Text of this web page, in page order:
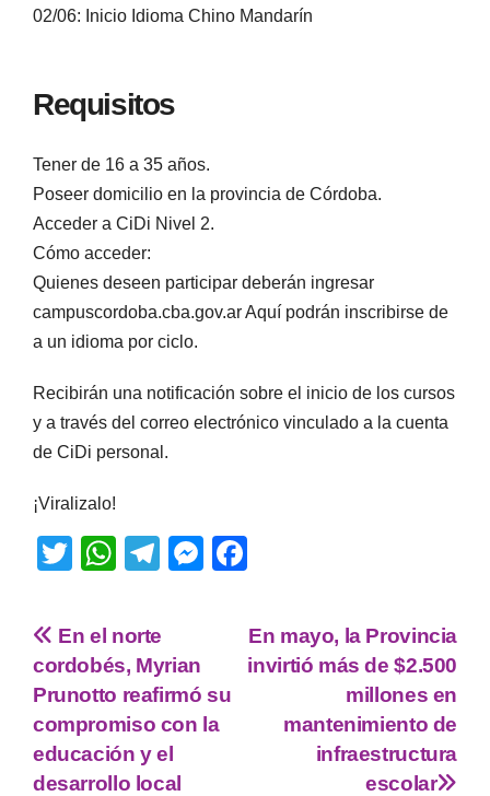
02/06: Inicio Idioma Chino Mandarín
Requisitos
Tener de 16 a 35 años.
Poseer domicilio en la provincia de Córdoba.
Acceder a CiDi Nivel 2.
Cómo acceder:
Quienes deseen participar deberán ingresar
campuscordoba.cba.gov.ar Aquí podrán inscribirse de
a un idioma por ciclo.
Recibirán una notificación sobre el inicio de los cursos
y a través del correo electrónico vinculado a la cuenta
de CiDi personal.
¡Viralizalo!
T
tt
er
W
at
s
A
p
p
T
gr
a
m
M
n
g
c
e
En mayo, la Provincia
invirtió más de $2.500
millones en
mantenimiento de
infraestructura
escolar
En el norte
cordobés, Myrian
Prunotto reafirmó su
compromiso con la
educación y el
desarrollo local